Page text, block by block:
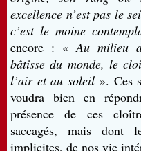
excellence n’est pas le
c’est le moine
encore : «Au milieu
bâtisse du monde, le
l’air et au soleil ». Ces
voudra bien en
présence de ces
saccagés, mais dont
implicites, de nos vie